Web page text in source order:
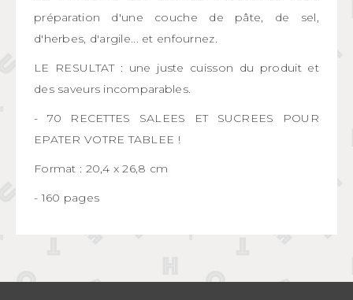
préparation d'une couche de pâte, de sel,
d'herbes, d'argile... et enfournez.
LE RESULTAT : une juste cuisson du produit et
des saveurs incomparables.
- 70 RECETTES SALEES ET SUCREES POUR
EPATER VOTRE TABLEE !
Format : 20,4 x 26,8 cm
- 160 pages